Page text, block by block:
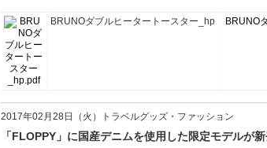
BRUNOダブルヒータートースター_hp BRUNO
2017年02月28日（火）トラベルグッズ・ファッション
「FLOPPY」に国産デニムを使用した限定モデルが新